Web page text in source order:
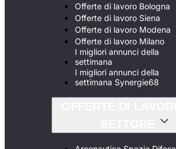
Offerte di lavoro Bologna
Offerte di lavoro Siena
Offerte di lavoro Modena
Offerte di lavoro Milano
I migliori annunci della
settimana
I migliori annunci della
settimana Synergie68